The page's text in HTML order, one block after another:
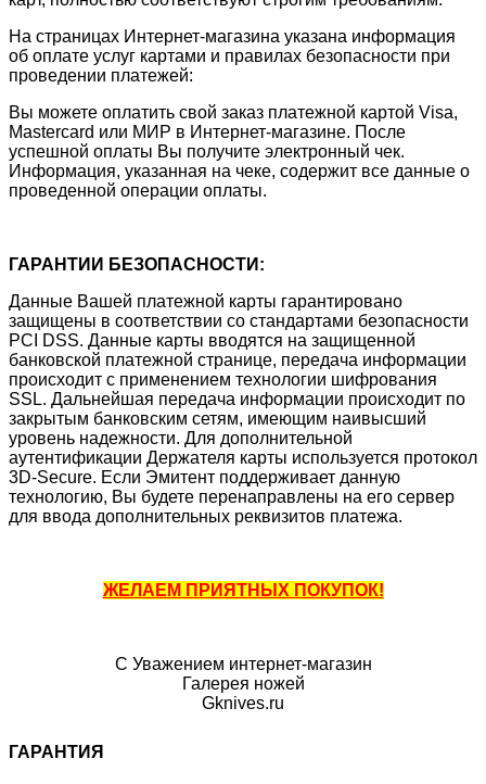
На страницах Интернет-магазина указана информация
об оплате услуг картами и правилах безопасности при
проведении платежей:
Вы можете оплатить свой заказ платежной картой Visa,
Mastercard или МИР в Интернет-магазине. После
успешной оплаты Вы получите электронный чек.
Информация, указанная на чеке, содержит все данные о
проведенной операции оплаты.
ГАРАНТИИ БЕЗОПАСНОСТИ:
Данные Вашей платежной карты гарантировано
защищены в соответствии со стандартами безопасности
PCI DSS. Данные карты вводятся на защищенной
банковской платежной странице, передача информации
происходит с применением технологии шифрования
SSL. Дальнейшая передача информации происходит по
закрытым банковским сетям, имеющим наивысший
уровень надежности. Для дополнительной
аутентификации Держателя карты используется протокол
3D-Secure. Если Эмитент поддерживает данную
технологию, Вы будете перенаправлены на его сервер
для ввода дополнительных реквизитов платежа.
ЖЕЛАЕМ ПРИЯТНЫХ ПОКУПОК!
С Уважением интернет-магазин
Галерея ножей
Gknives.ru
ГАРАНТИЯ